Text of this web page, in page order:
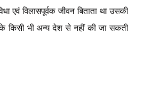
एवं विलासपूर्वक जीवन बिताता था उसकी
किसी भी अन्य देश से नहीं की जा सकती